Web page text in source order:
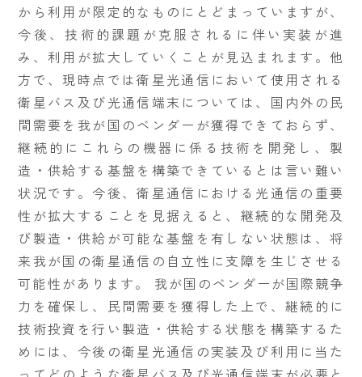
から利用が限定的なものにとどまっていますが、
今後、技術的課題が克服されるに伴い実装が進
み、利用が拡大していくことが見込まれます。他
方で、現時点では衛星光通信において使用される
衛星バス及び光通信端末については、国内外の民
間需要を我が国のベンダーが獲得できておらず、
継続的にこれらの機器に係る技術を開発し、製
造・供給する基盤を構築できているとは言い難い
状況です。今後、衛星通信における光通信の重要
性が拡大することを見据えると、継続的な開発及
び製造・供給が可能な基盤を有しない状態は、将
来我が国の衛星通信の自立性に支障を生じさせる
可能性があります。 我が国のベンダーが国際競争
力を確保し、民間需要を獲得した上で、継続的に
技術投資を行い製造・供給する状態を構築するた
めには、今後の衛星光通信の実装及び利用に当た